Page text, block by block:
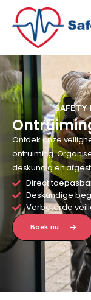
SAFETY
Ontdek onze
ontruiming.
deskundig en
Direct
Deskundige
Verbeterde
Boek nu